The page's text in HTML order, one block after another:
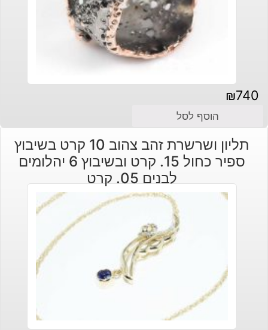
₪740
הוסף לסל
תליון ושרשרת זהב צהוב 10 קרט בשיבוץ
ספיר כחול 15. קרט ובשיבוץ 6 יהלומים
לבנים 05. קרט